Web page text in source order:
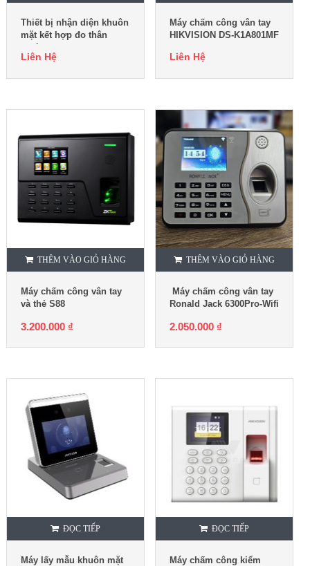
Thiết bị nhận diện khuôn
mặt kết hợp đo thân
Liên Hệ
Máy chấm công vân tay
HIKVISION DS-K1A801MF
Liên Hệ
THÊM VÀO GIỎ HÀNG
Máy chấm công vân tay
và thẻ S88
3.200.000 ₫
THÊM VÀO GIỎ HÀNG
Máy chấm công vân tay
Ronald Jack 6300Pro-Wifi
2.050.000 ₫
ĐỌC TIẾP
Máy lấy mẫu khuôn mặt
ĐỌC TIẾP
Máy chấm công kiểm